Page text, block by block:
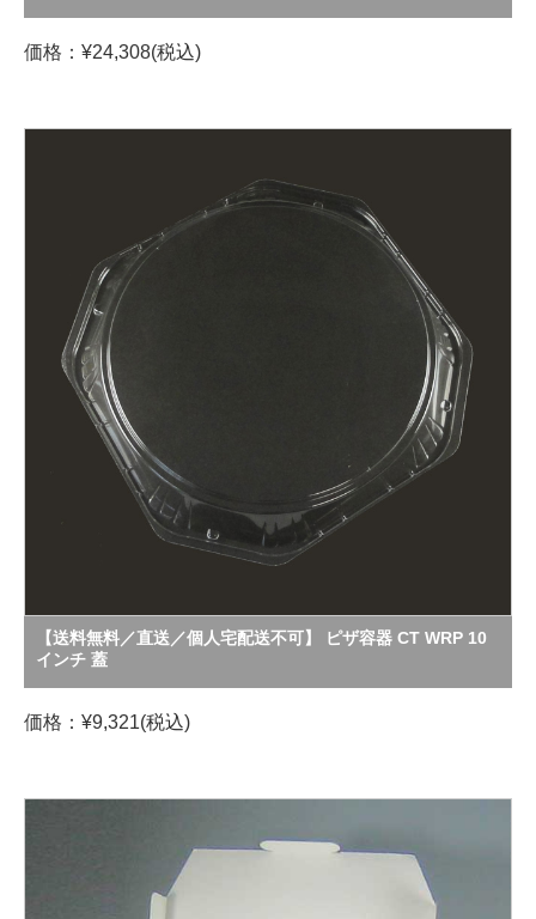
価格：¥24,308(税込)
【送料無料／直送／個人宅配送不可】 ピザ容器 CT WRP 10
インチ 蓋
価格：¥9,321(税込)